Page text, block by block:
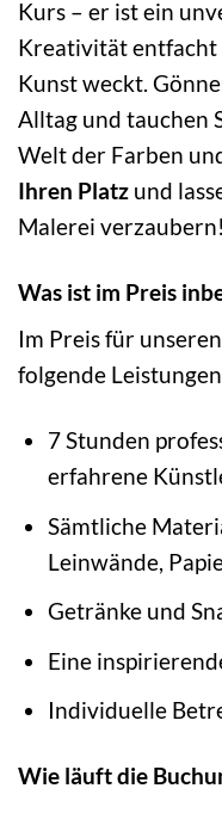
Kurs – er ist ein
Kreativität entfacht
Kunst weckt.
Alltag und tauchen
Welt der Farben
Ihren Platz und
Malerei verzaubern!
Was ist im Preis
Im Preis für
folgende
7 Stunden
erfahrene
Sämtliche
Leinwände,
Getränke und
Eine
Individuelle
Wie läuft die